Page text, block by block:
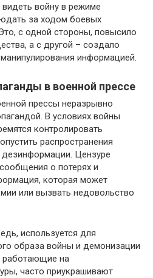
видеть войну в режиме
за ходом боевых
с одной стороны, повысило
а с другой – создало
информацией.
в военной прессе
прессы неразрывно
В условиях войны
контролировать
распространения
дезинформации. Цензуре
о потерях и
которая может
или вызвать недовольство
используется для
образа войны и демонизации
работающие на
часто приукрашивают